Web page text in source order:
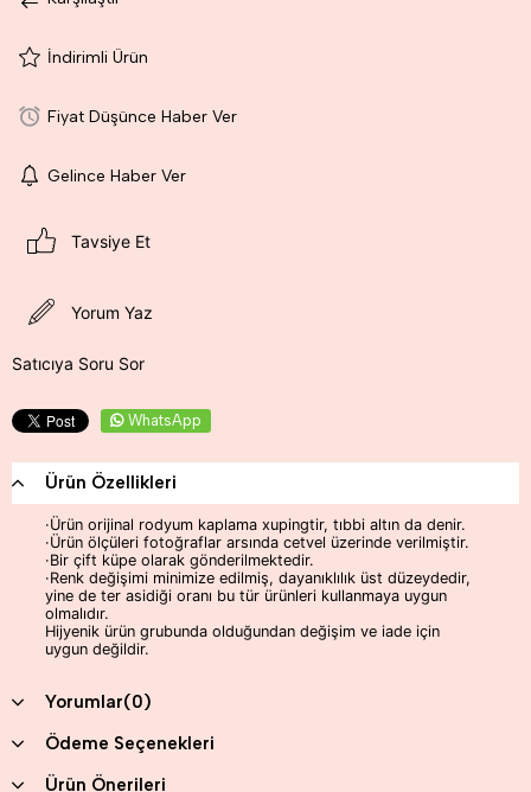
İndirimli Ürün
Fiyat Düşünce Haber Ver
Gelince Haber Ver
Tavsiye Et
Yorum Yaz
Satıcıya Soru Sor
WhatsApp
Ürün Özellikleri
·Ürün orijinal rodyum kaplama xupingtir, tıbbi altın da denir.
·Ürün ölçüleri fotoğraflar arsında cetvel üzerinde verilmiştir.
·Bir çift küpe olarak gönderilmektedir.
·Renk değişimi minimize edilmiş, dayanıklılık üst düzeydedir,
yine de ter asidiği oranı bu tür ürünleri kullanmaya uygun
olmalıdır.
Hijyenik ürün grubunda olduğundan değişim ve iade için
uygun değildir.
Yorumlar(0)
Ödeme Seçenekleri
Ürün Önerileri